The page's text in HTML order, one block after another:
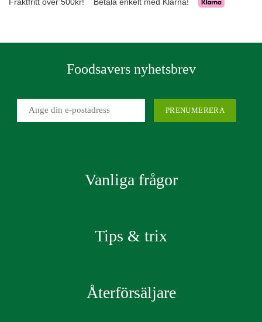
Foodsavers nyhetsbrev
Vanliga frågor
Tips & trix
Återförsäljare